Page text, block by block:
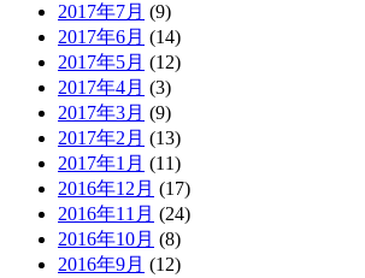
2017年7月 (9)
2017年6月 (14)
2017年5月 (12)
2017年4月 (3)
2017年3月 (9)
2017年2月 (13)
2017年1月 (11)
2016年12月 (17)
2016年11月 (24)
2016年10月 (8)
2016年9月 (12)